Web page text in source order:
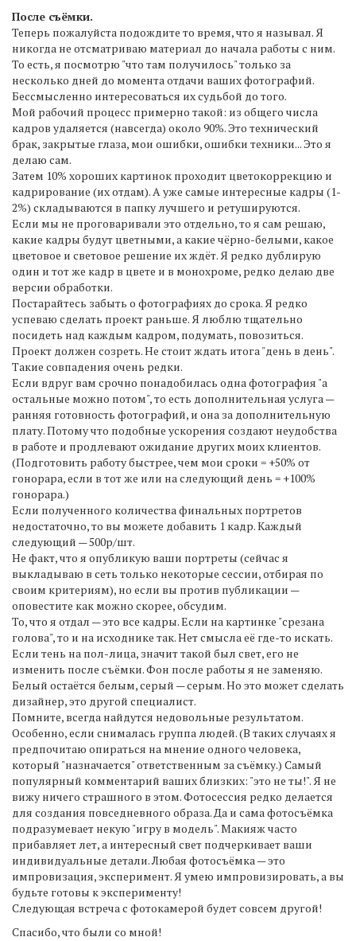
После съёмки.
Теперь пожалуйста подождите то время, что я называл. Я
никогда не отсматриваю материал до начала работы с ним.
То есть, я посмотрю "что там получилось" только за
несколько дней до момента отдачи ваших фотографий.
Бессмысленно интересоваться их судьбой до того.
Мой рабочий процесс примерно такой: из общего числа
кадров удаляется (навсегда) около 90%. Это технический
брак, закрытые глаза, мои ошибки, ошибки техники... Это я
делаю сам.
Затем 10% хороших картинок проходит цветокоррекцию и
кадрирование (их отдам). А уже самые интересные кадры (1-
2%) складываются в папку лучшего и ретушируются.
Если мы не проговаривали это отдельно, то я сам решаю,
какие кадры будут цветными, а какие чёрно-белыми, какое
цветовое и световое решение их ждёт. Я редко дублирую
один и тот же кадр в цвете и в монохроме, редко делаю две
версии обработки.
Постарайтесь забыть о фотографиях до срока. Я редко
успеваю сделать проект раньше. Я люблю тщательно
посидеть над каждым кадром, подумать, повозиться.
Проект должен созреть. Не стоит ждать итога "день в день".
Такие совпадения очень редки.
Если вдруг вам срочно понадобилась одна фотография "а
остальные можно потом", то есть дополнительная услуга —
ранняя готовность фотографий, и она за дополнительную
плату. Потому что подобные ускорения создают неудобства
в работе и продлевают ожидание других моих клиентов.
(Подготовить работу быстрее, чем мои сроки = +50% от
гонорара, если в тот же или на следующий день = +100%
гонорара.)
Если полученного количества финальных портретов
недостаточно, то вы можете добавить 1 кадр. Каждый
следующий — 500р/шт.
Не факт, что я опубликую ваши портреты (сейчас я
выкладываю в сеть только некоторые сессии, отбирая по
своим критериям), но если вы против публикации —
оповестите как можно скорее, обсудим.
То, что я отдал — это все кадры. Если на картинке "срезана
голова", то и на исходнике так. Нет смысла её где-то искать.
Если тень на пол-лица, значит такой был свет, его не
изменить после съёмки. Фон после работы я не заменяю.
Белый остаётся белым, серый — серым. Но это может сделать
дизайнер, это другой специалист.
Помните, всегда найдутся недовольные результатом.
Особенно, если снималась группа людей. (В таких случаях я
предпочитаю опираться на мнение одного человека,
который "назначается" ответственным за съёмку.) Самый
популярный комментарий ваших близких: "это не ты!". Я не
вижу ничего страшного в этом. Фотосессия редко делается
для создания повседневного образа. Да и сама фотосъёмка
подразумевает некую "игру в модель". Макияж часто
прибавляет лет, а интересный свет подчеркивает ваши
индивидуальные детали. Любая фотосъёмка — это
импровизация, эксперимент. Я умею импровизировать, а вы
будьте готовы к эксперименту!
Следующая встреча с фотокамерой будет совсем другой!
Спасибо, что были со мной!